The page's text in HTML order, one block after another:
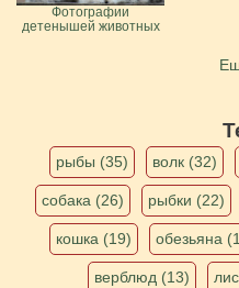
Фотографии
детенышей животных
рыбы (35) волк (32)
собака (26) рыбки (22)
кошка (19) обезьяна
верблюд (13)